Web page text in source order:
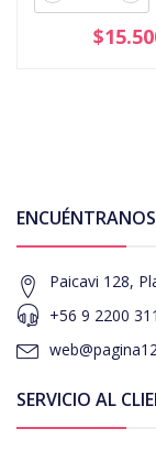
ENCUÉNTRANOS
Paicavi 128,
+56 9 2200
SERVICIO AL